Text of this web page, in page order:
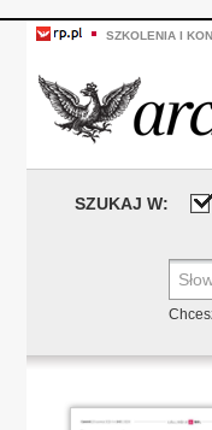
SZKOLENIA I
SZUKAJ W: